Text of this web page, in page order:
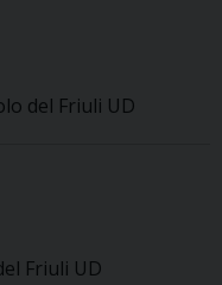
del Friuli UD
Friuli UD